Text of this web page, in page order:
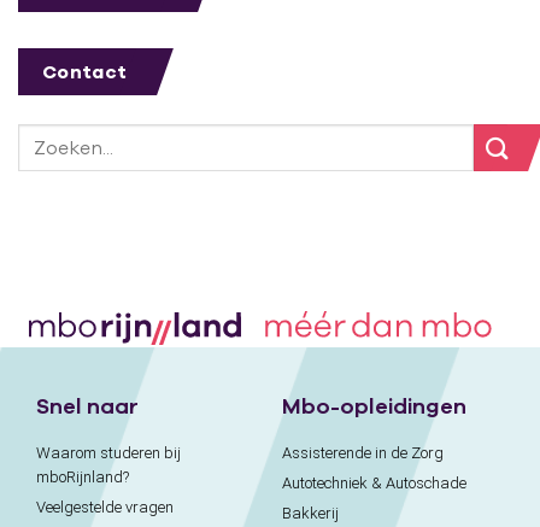
Contact
Snel naar
Waarom studeren bij
mboRijnland?
Veelgestelde vragen
Mbo-opleidingen
Assisterende in de Zorg
Autotechniek & Autoschade
Bakkerij